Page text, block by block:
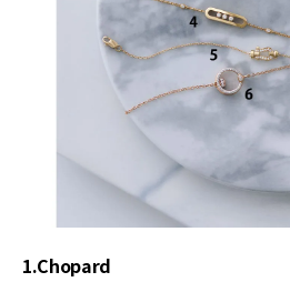
1.Chopard